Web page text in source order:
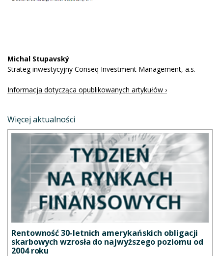
Michal Stupavský
Strateg inwestycyjny Conseq Investment Management, a.s.
Informacja dotycząca opublikowanych artykułów ›
Więcej aktualności
Rentowność 30-letnich amerykańskich obligacji
skarbowych wzrosła do najwyższego poziomu od
2004 roku